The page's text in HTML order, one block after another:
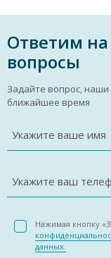
Ответим
вопросы
Задайте вопрос,
ближайшее время
Укажите ваше имя
Укажите ваш
Нажимая кнопку
данных.